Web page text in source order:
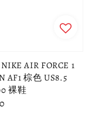
AIR FORCE 1
AF1 棕色 US8.5
裸鞋